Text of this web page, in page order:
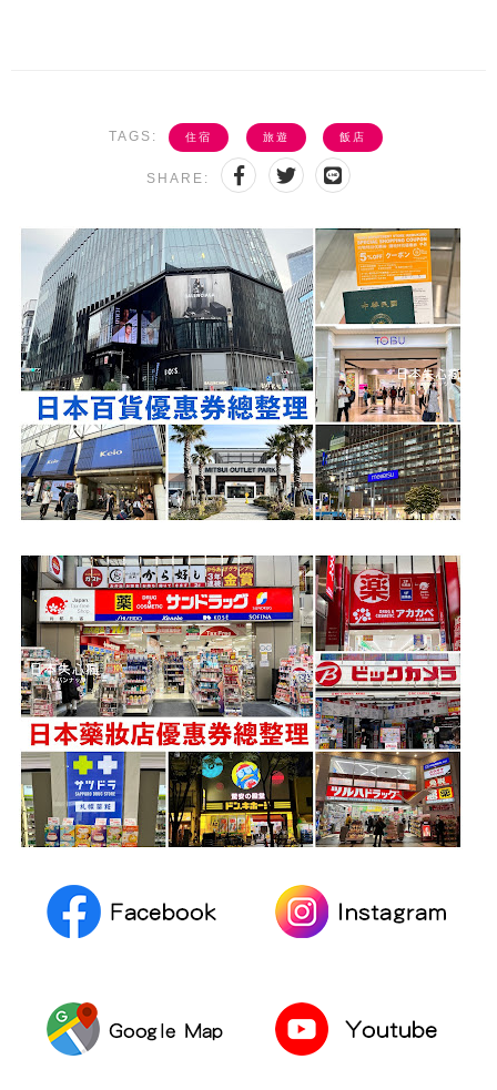
TAGS: 住宿 旅遊 飯店
SHARE: